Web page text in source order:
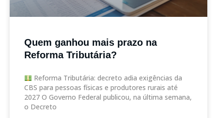
Quem ganhou mais prazo na
Reforma Tributária?
Reforma Tributária: decreto adia exigências da
CBS para pessoas físicas e produtores rurais até
2027 O Governo Federal publicou, na última semana,
o Decreto